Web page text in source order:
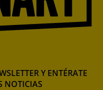
Y ENTÉRATE
NOTICIAS